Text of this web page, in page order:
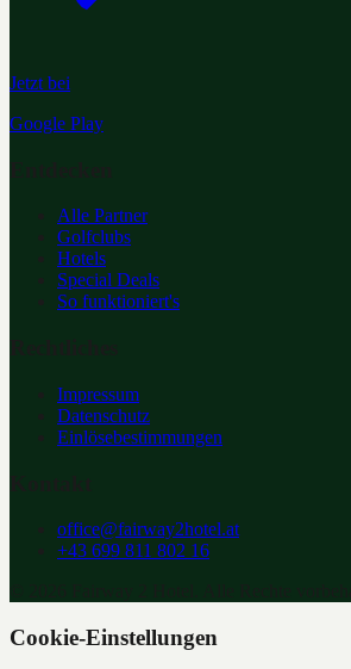
Jetzt bei
Google Play
Alle Partner
Golfclubs
Hotels
Special Deals
So funktioniert's
Impressum
Datenschutz
Einlösebestimmungen
office@fairway2hotel.at
+43 699 811 802 16
Cookie-Einstellungen